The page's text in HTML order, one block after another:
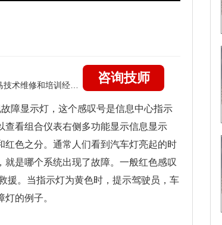
国家认证的汽车维修高级技工，曾任北京宝马4s店技术总监，10年宝马技术维修和培训经验，擅长：宝马全系疑难故障诊断维修，远程维修技术指导
咨询技师
障显示灯，这个感叹号是信息中心指示
看组合仪表右侧多功能显示信息显示
色之分。通常人们看到汽车灯亮起的时
是哪个系统出现了故障。一般红色感叹
援。当指示灯为黄色时，提示驾驶员，车
的例子。